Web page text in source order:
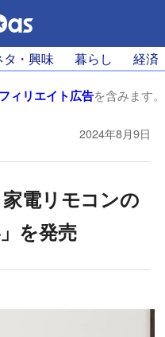
タ・興味 暮らし 経済
ィリエイト広告を含みます。
2024年8月9日
電リモコンの
を発売